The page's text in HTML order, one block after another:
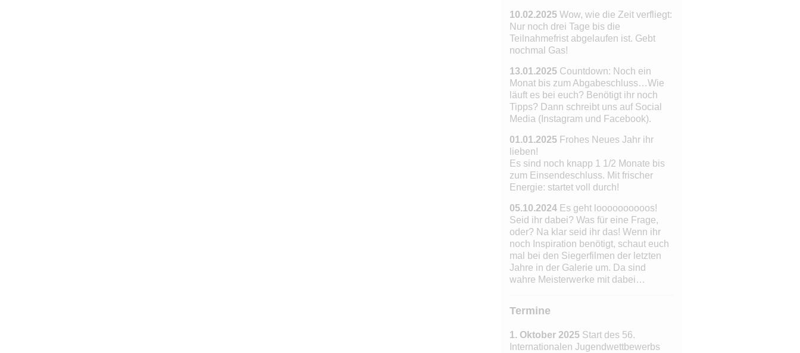
10.02.2025 Wow, wie die Zeit verfliegt:
Nur noch drei Tage bis die
Teilnahmefrist abgelaufen ist. Gebt
nochmal Gas!
13.01.2025 Countdown: Noch ein
Monat bis zum Abgabeschluss…Wie
läuft es bei euch? Benötigt ihr noch
Tipps? Dann schreibt uns auf Social
Media (Instagram und Facebook).
01.01.2025 Frohes Neues Jahr ihr
lieben!
Es sind noch knapp 1 1/2 Monate bis
zum Einsendeschluss. Mit frischer
Energie: startet voll durch!
05.10.2024 Es geht loooooooooos!
Seid ihr dabei? Was für eine Frage,
oder? Na klar seid ihr das! Wenn ihr
noch Inspiration benötigt, schaut euch
mal bei den Siegerfilmen der letzten
Jahre in der Galerie um. Da sind
wahre Meisterwerke mit dabei…
Termine
1. Oktober 2025 Start des 56.
Internationalen Jugendwettbewerbs